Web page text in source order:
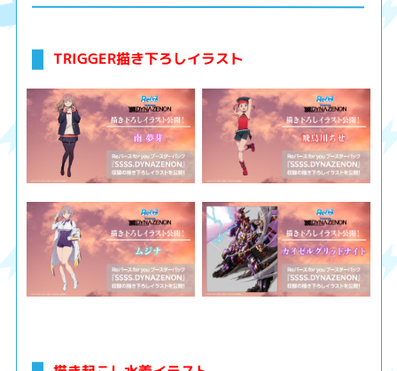
TRIGGER描き下ろしイラスト